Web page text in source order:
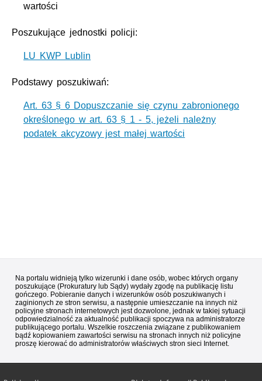
wartości
Poszukujące jednostki policji:
LU KWP Lublin
Podstawy poszukiwań:
Art. 63 § 6 Dopuszczanie się czynu zabronionego
określonego w art. 63 § 1 - 5, jeżeli należny
podatek akcyzowy jest małej wartości
Na portalu widnieją tylko wizerunki i dane osób, wobec których organy
poszukujące (Prokuratury lub Sądy) wydały zgodę na publikację listu
gończego. Pobieranie danych i wizerunków osób poszukiwanych i
zaginionych ze stron serwisu, a następnie umieszczanie na innych niż
policyjne stronach internetowych jest dozwolone, jednak w takiej sytuacji
odpowiedzialność za aktualność publikacji spoczywa na administratorze
publikującego portalu. Wszelkie roszczenia związane z publikowaniem
bądź kopiowaniem zawartości serwisu na stronach innych niż policyjne
proszę kierować do administratorów właściwych stron sieci Internet.